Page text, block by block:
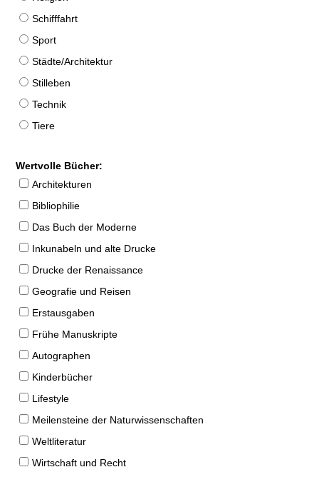
Schifffahrt
Sport
Städte/Architektur
Stilleben
Technik
Tiere
Wertvolle Bücher:
Architekturen
Bibliophilie
Das Buch der Moderne
Inkunabeln und alte Drucke
Drucke der Renaissance
Geografie und Reisen
Erstausgaben
Frühe Manuskripte
Autographen
Kinderbücher
Lifestyle
Meilensteine der Naturwissenschaften
Weltliteratur
Wirtschaft und Recht